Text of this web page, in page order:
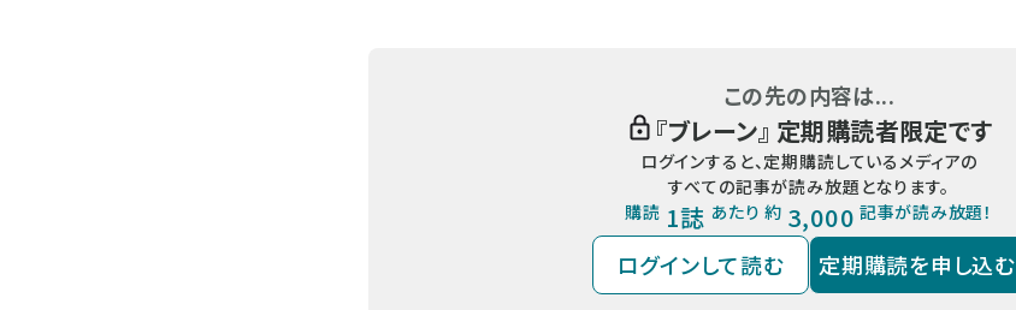
この先の内容は...
『ブレーン』 定期購読者限定です
ログインすると、定期購読しているメディアの
すべての記事が読み放題となります。
購読 1誌 あたり 約 3,000 記事が読み放題！
ログインして読む 定期購読を申し込む